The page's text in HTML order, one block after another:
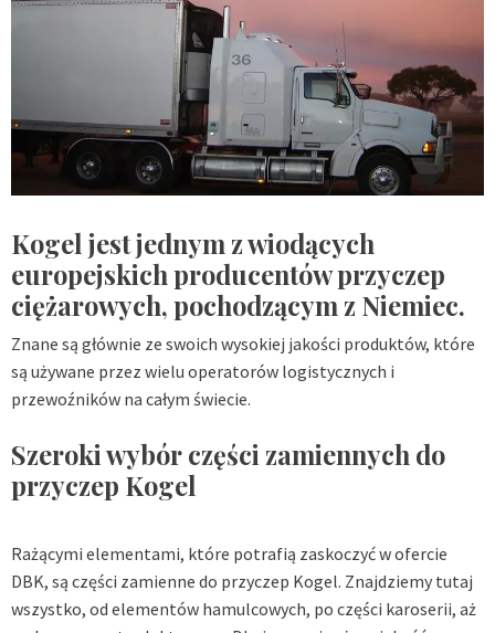
Kogel jest jednym z wiodących
europejskich producentów przyczep
ciężarowych, pochodzącym z Niemiec.
Znane są głównie ze swoich wysokiej jakości produktów, które
są używane przez wielu operatorów logistycznych i
przewoźników na całym świecie.
Szeroki wybór części zamiennych do
przyczep Kogel
Rażącymi elementami, które potrafią zaskoczyć w ofercie
DBK, są części zamienne do przyczep Kogel. Znajdziemy tutaj
wszystko, od elementów hamulcowych, po części karoserii, aż